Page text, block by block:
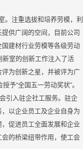
注重选拔和培养劳模，利
供广阔的空间，目前公司
建材行业劳模等各级劳动
室的创新工作注入了活
为创新之星，并被评为广
予“全国五一劳动奖状”。
入驻企社工服务。驻企
以企业员工及企业自身为
促进员工全面发展和企业
的桥梁纽带作用，使工会